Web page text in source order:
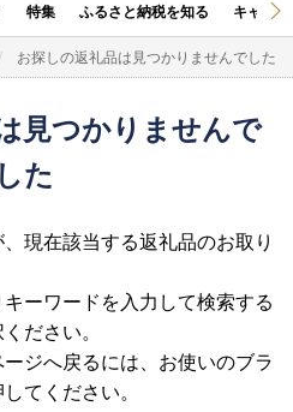
特集 ふるさと納税を知る キャン
お探しの返礼品は見つかりませんでした
見つかりませんで
した
現在該当する返礼品のお取り
ーワードを入力して検索する
ださい。
ジへ戻るには、お使いのブラ
てください。